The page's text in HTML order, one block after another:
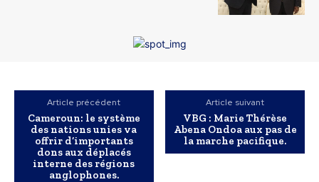
Article précédent
Cameroun: le système
des nations unies va
offrir d’importants
dons aux déplacés
interne des régions
anglophones.
Article suivant
VBG : Marie Thérèse
Abena Ondoa aux pas de
la marche pacifique.